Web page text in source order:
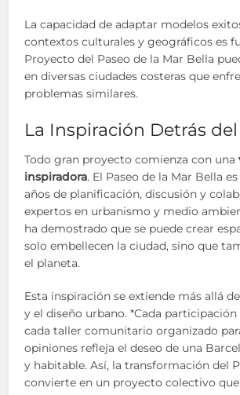
La capacidad de adaptar modelos
contextos culturales y geográficos es
Proyecto del Paseo de la Mar Bella
en diversas ciudades costeras que
problemas similares.
La Inspiración Detrás
Todo gran proyecto comienza con una
inspiradora. El Paseo de la Mar Bella
años de planificación, discusión y
expertos en urbanismo y medio
ha demostrado que se puede crear
solo embellecen la ciudad, sino que
el planeta.
Esta inspiración se extiende más allá
y el diseño urbano. *Cada participación
cada taller comunitario organizado
opiniones refleja el deseo de una
y habitable. Así, la transformación del
convierte en un proyecto colectivo